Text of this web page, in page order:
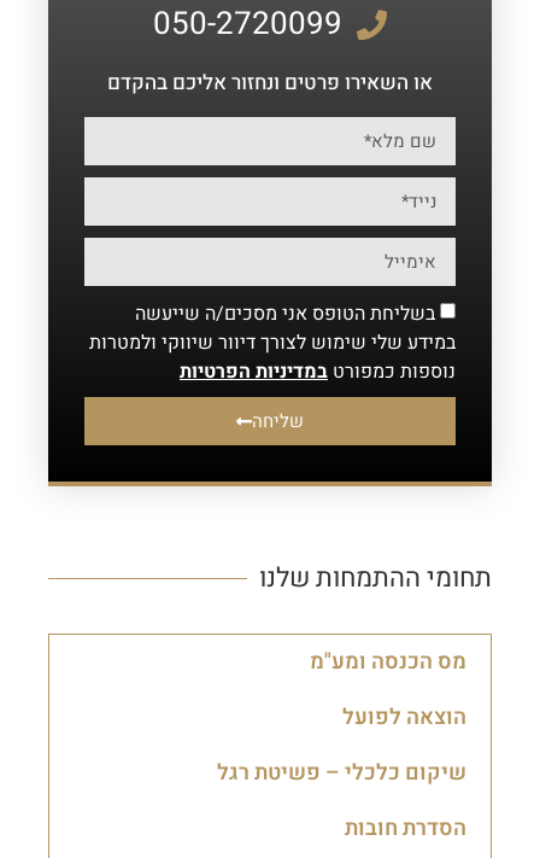
050-2720099
או השאירו פרטים ונחזור אליכם בהקדם
בשליחת הטופס אני מסכים/ה שייעשה
במידע שלי שימוש לצורך דיוור שיווקי ולמטרות
נוספות כמפורט במדיניות הפרטיות
שליחה
תחומי ההתמחות שלנו
מס הכנסה ומע"מ
הוצאה לפועל
שיקום כלכלי – פשיטת רגל
הסדרת חובות